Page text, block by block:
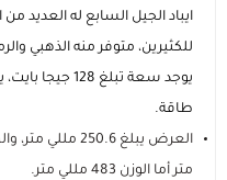
ايباد الجيل السابع له العديد
طاقة.
متر أما الوزن 483 مللي متر.